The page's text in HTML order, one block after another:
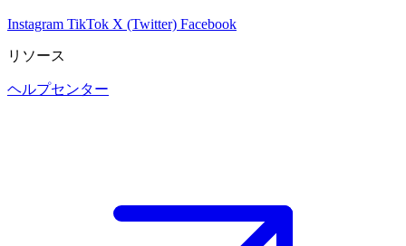
Instagram TikTok X (Twitter) Facebook
リソース
ヘルプセンター